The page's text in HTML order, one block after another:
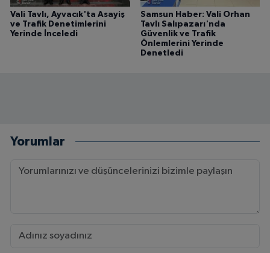
Vali Tavlı, Ayvacık'ta Asayiş
ve Trafik Denetimlerini
Yerinde İnceledi
Samsun Haber: Vali Orhan
Tavlı Salıpazarı'nda
Güvenlik ve Trafik
Önlemlerini Yerinde
Denetledi
Yorumlar